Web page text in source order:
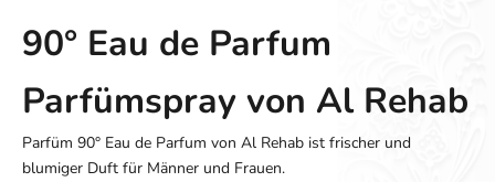
90° Eau de Parfum
Parfümspray von Al Rehab
Parfüm 90° Eau de Parfum von Al Rehab ist frischer und
blumiger Duft für Männer und Frauen.